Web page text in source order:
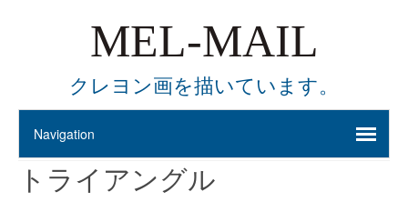
MEL-MAIL
クレヨン画を描いています。
トライアングル